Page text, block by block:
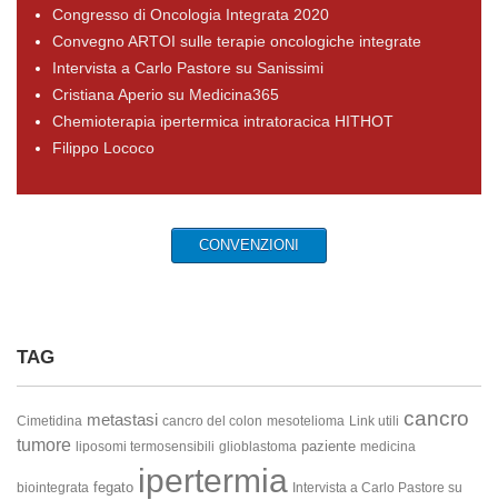
Congresso di Oncologia Integrata 2020
Convegno ARTOI sulle terapie oncologiche integrate
Intervista a Carlo Pastore su Sanissimi
Cristiana Aperio su Medicina365
Chemioterapia ipertermica intratoracica HITHOT
Filippo Lococo
CONVENZIONI
TAG
Cimetidina metastasi cancro del colon mesotelioma Link utili cancro
tumore liposomi termosensibili glioblastoma paziente medicina
biointegrata fegato ipertermia Intervista a Carlo Pastore su